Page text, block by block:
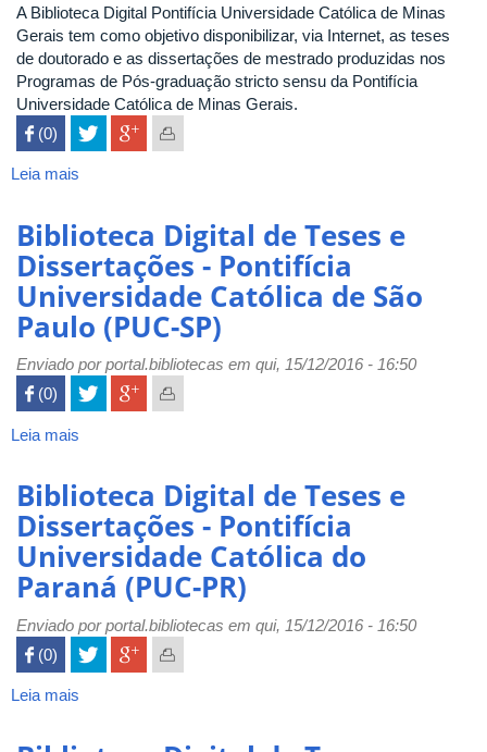
Janeiro
(PUC-
Rio)
A Biblioteca Digital Pontifícia Universidade Católica de Minas
Gerais tem como objetivo disponibilizar, via Internet, as teses
de doutorado e as dissertações de mestrado produzidas nos
Programas de Pós-graduação stricto sensu da Pontifícia
Universidade Católica de Minas Gerais.
 (0)
Leia mais
da
PUC
Minas
-
Pontifícia
Universidade
Católica
de
Minas)
Biblioteca Digital de Teses e
Dissertações - Pontifícia
Universidade Católica de São
Paulo (PUC-SP)
Enviado porportal.bibliotecas em qui, 15/12/2016 - 16:50
 (0)
Leia mais
de
Teses
e
Dissertações
-
Pontifícia
Universidade
Católica
Biblioteca Digital de Teses e
Dissertações - Pontifícia
Universidade Católica do
Paraná (PUC-PR)
Enviado porportal.bibliotecas em qui, 15/12/2016 - 16:50
 (0)
Leia mais